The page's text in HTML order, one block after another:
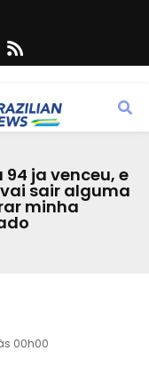
Y
s
94 ja venceu, e
sair alguma
minha
00h00